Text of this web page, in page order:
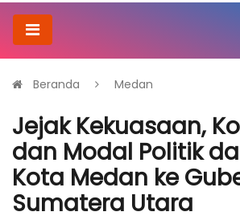
Beranda Medan
Jejak Kekuasaan,
dan Modal Politik
Kota Medan ke
Sumatera Utara